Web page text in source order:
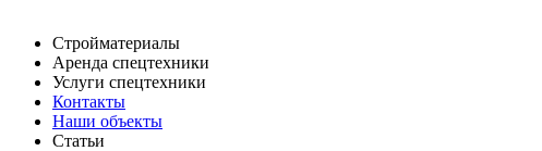
Стройматериалы
Аренда спецтехники
Услуги спецтехники
Контакты
Наши объекты
Статьи